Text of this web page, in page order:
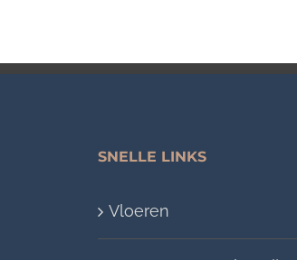
SNELLE LINKS
Vloeren